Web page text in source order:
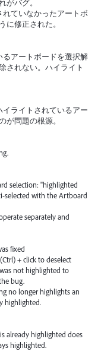
がバグ。
ていなかったアートボ
に修正された。
アートボードを選択解
されない。ハイライト
ライトされているアー
が問題の根源。
selection: "highlighted
selected with the Artboard
separately and
fixed
+ click to deselect
not highlighted to
bug.
no longer highlights an
highlighted.
already highlighted does
highlighted.